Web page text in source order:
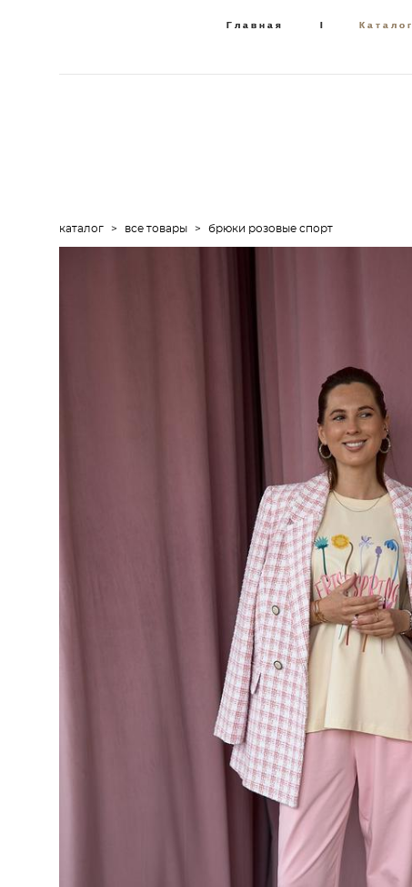
Главная I Каталог
Главная I Каталог
каталог > все товары > брюки розовые спорт